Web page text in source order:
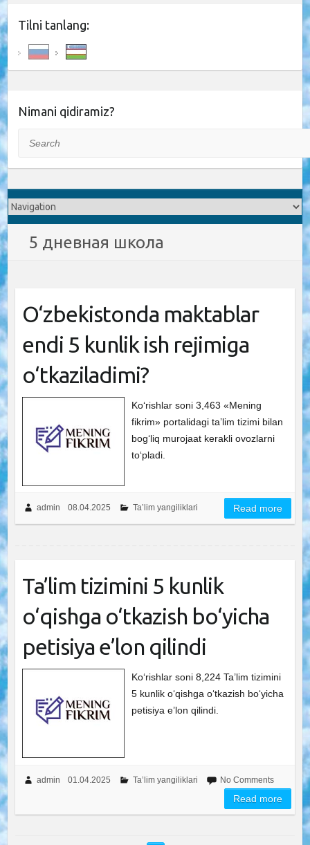
Tilni tanlang:
Nimani qidiramiz?
5 дневная школа
O‘zbekistonda maktablar
endi 5 kunlik ish rejimiga
o‘tkaziladimi?
Ko‘rishlar soni 3,463 «Mening
fikrim» portalidagi ta’lim tizimi bilan
bog‘liq murojaat kerakli ovozlarni
to‘pladi.
admin 08.04.2025 Ta’lim yangiliklari Read more
Ta’lim tizimini 5 kunlik
o‘qishga o‘tkazish bo‘yicha
petisiya e’lon qilindi
Ko‘rishlar soni 8,224 Ta’lim tizimini
5 kunlik o‘qishga o‘tkazish bo‘yicha
petisiya e’lon qilindi.
admin 01.04.2025 Ta’lim yangiliklari No Comments
Read more